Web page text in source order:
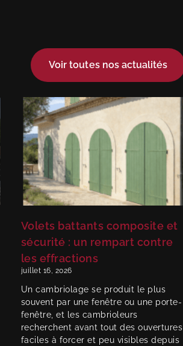
Voir toutes nos actualités
Volets battants composite et
sécurité : un rempart contre
les effractions
juillet 16, 2026
Un cambriolage se produit le plus
souvent par une fenêtre ou une porte-
fenêtre, et les cambrioleurs
recherchent avant tout des ouvertures
faciles à forcer et peu visibles depuis